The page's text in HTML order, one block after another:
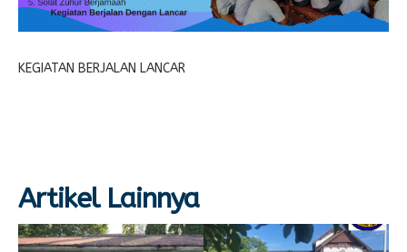
KEGIATAN BERJALAN LANCAR
Artikel Lainnya